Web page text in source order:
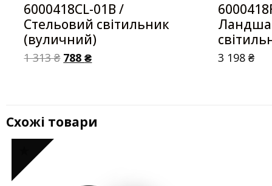
6000418CL-01B /
Стельовий світильник
(вуличний)
1 313₴ 788₴ 3 198₴
Схожі товари